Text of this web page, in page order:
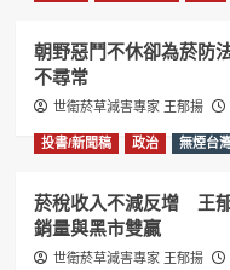
朝野惡鬥不休卻為菸防
不尋常
世衛菸草減害專家 王郁揚
投書/新聞稿 政治 無煙台
菸稅收入不減反增 王
銷量與黑市雙贏
世衛菸草減害專家 王郁揚